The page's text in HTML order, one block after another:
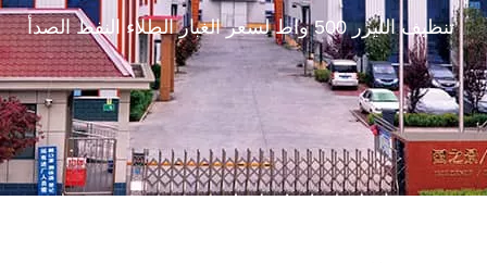
تنظيف الليزر 500 واط لسعر الغبار الطلاء النفط الصدأ